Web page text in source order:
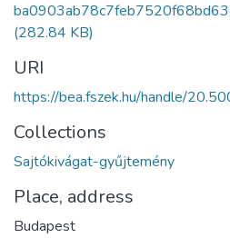
(282.84 KB)
URI
https://bea.fszek.hu/handle/
Collections
Sajtókivágat-gyűjtemény
Place, address
Budapest